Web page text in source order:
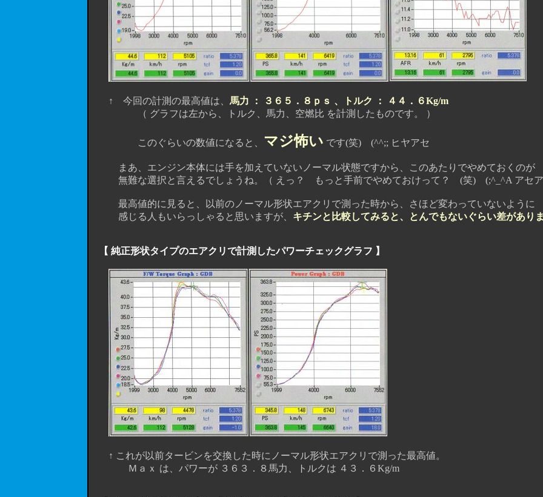
↑ 今回の計測の最高値は、 馬力 ： ３６５．８ｐｓ 、トルク ： ４４．６Kg/m
（ グラフは左から、トルク、馬力、空燃比 を計測したものです。 ）
このぐらいの数値になると、 マジ怖い です(笑) (^^;; ヒヤアセ
まあ、エンジン本体には手を加えていないノーマル状態ですから、このあたりでやめておくのが
無難な選択と言えるでしょうね。（ えっ？ もっと手前でやめておけって？ (笑) (;^_^A アセ
最高値的に見ると、以前のノーマル形状エアクリで測った時から、さほど変わっていないように
感じる人もいらっしゃると思いますが、 キチンと比較してみると、とんでもないぐらい差があり
【 純正形状タイプのエアクリで計測したパワーチェックグラフ 】
↑ これが以前タービンを交換した時にノーマル形状エアクリで測った最高値。
Ｍａｘ は、パワーが ３６３．８馬力、トルクは ４３．６Kg/m